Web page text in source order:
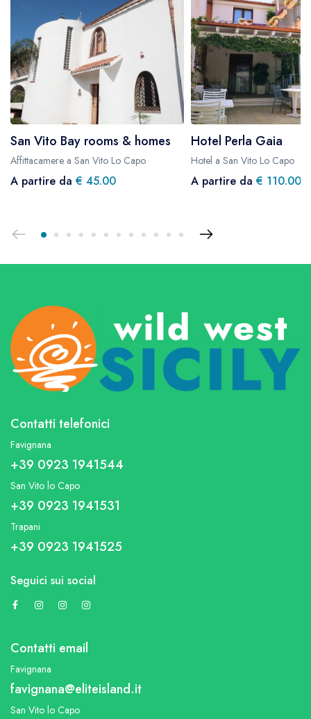
San Vito Bay rooms & homes
Affittacamere a San Vito Lo Capo
A partire da € 45.00
Hotel Perla Gaia
Hotel a San Vito Lo Capo
A partire da € 110.00
Contatti telefonici
Favignana
+39 0923 1941544
San Vito lo Capo
+39 0923 1941531
Trapani
+39 0923 1941525
Seguici sui social
Contatti email
Favignana
favignana@eliteisland.it
San Vito lo Capo